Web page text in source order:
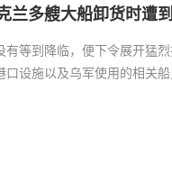
兰多艘大船卸货时遭
到降临，便下令展开猛烈
设施以及乌军使用的相关